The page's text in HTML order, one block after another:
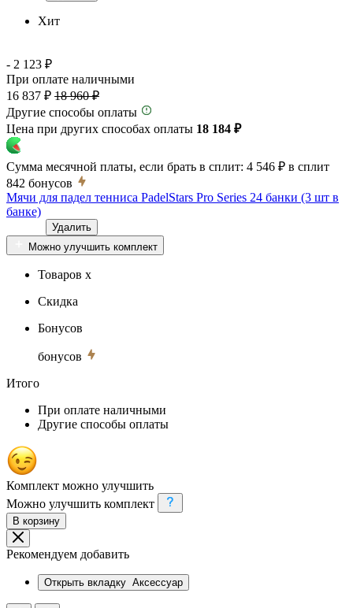
Хит
- 2 123 ₽
При оплате наличными
16 837 ₽ 18 960 ₽
Другие способы оплаты
Цена при других способах оплаты 18 184 ₽
Сумма месячной платы, если брать в сплит: 4 546 ₽ в сплит
842 бонусов
Мячи для падел тенниса PadelStars Pro Series 24 банки (3 шт в
банке)
Удалить
Можно улучшить комплект
Товаров x
Скидка
Бонусов
бонусов
Итого
При оплате наличными
Другие способы оплаты
Комплект можно улучшить
Можно улучшить комплект
В корзину
Рекомендуем добавить
Открыть вкладку Аксессуар